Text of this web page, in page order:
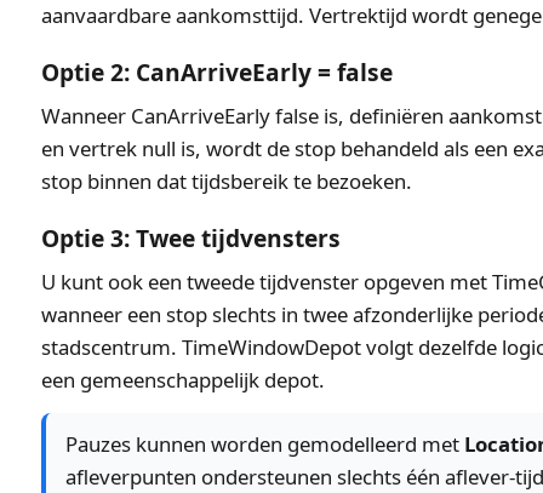
aanvaardbare aankomsttijd. Vertrektijd wordt
Optie 2: CanArriveEarly = false
Wanneer CanArriveEarly false is, definiëren
en vertrek null is, wordt de stop behandeld als een
stop binnen dat tijdsbereik te bezoeken.
Optie 3: Twee tijdvensters
U kunt ook een tweede tijdvenster opgeven met
wanneer een stop slechts in twee afzonderlijke
stadscentrum. TimeWindowDepot volgt dezelfde
een gemeenschappelijk depot.
Pauzes kunnen worden gemodelleerd met
afleverpunten ondersteunen slechts één aflever-